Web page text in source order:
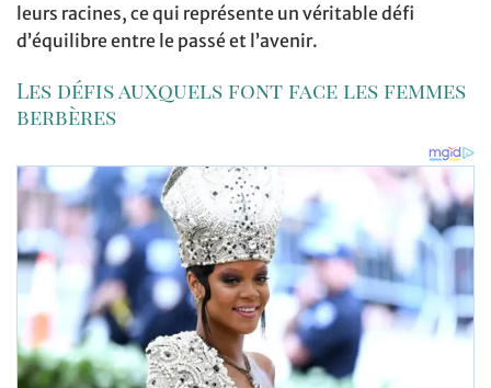
leurs racines, ce qui représente un véritable défi
d’équilibre entre le passé et l’avenir.
Les défis auxquels font face les femmes
berbères